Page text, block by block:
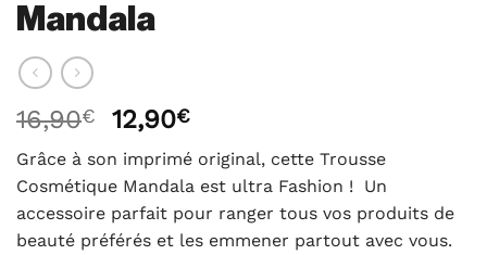
Mandala
16,90€
Le
prix
initial
était :
16,90€.
12,90€Le
prix
actuel
est :
12,90€.
Grâce à son imprimé original, cette Trousse
Cosmétique Mandala est ultra Fashion ! Un
accessoire parfait pour ranger tous vos produits de
beauté préférés et les emmener partout avec vous.